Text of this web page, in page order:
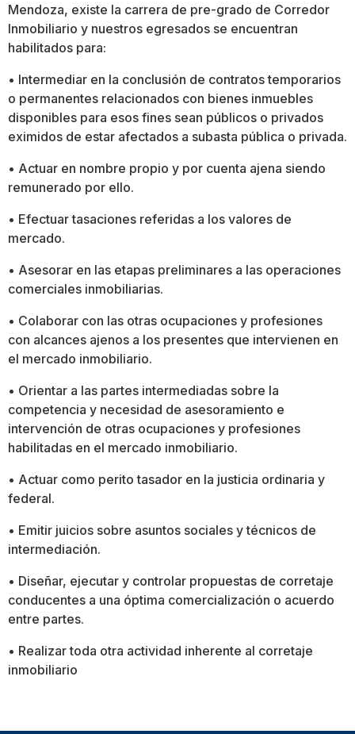
Mendoza, existe la carrera de pre-grado de Corredor
Inmobiliario y nuestros egresados se encuentran
habilitados para:
• Intermediar en la conclusión de contratos temporarios
o permanentes relacionados con bienes inmuebles
disponibles para esos fines sean públicos o privados
eximidos de estar afectados a subasta pública o privada.
• Actuar en nombre propio y por cuenta ajena siendo
remunerado por ello.
• Efectuar tasaciones referidas a los valores de
mercado.
• Asesorar en las etapas preliminares a las operaciones
comerciales inmobiliarias.
• Colaborar con las otras ocupaciones y profesiones
con alcances ajenos a los presentes que intervienen en
el mercado inmobiliario.
• Orientar a las partes intermediadas sobre la
competencia y necesidad de asesoramiento e
intervención de otras ocupaciones y profesiones
habilitadas en el mercado inmobiliario.
• Actuar como perito tasador en la justicia ordinaria y
federal.
• Emitir juicios sobre asuntos sociales y técnicos de
intermediación.
• Diseñar, ejecutar y controlar propuestas de corretaje
conducentes a una óptima comercialización o acuerdo
entre partes.
• Realizar toda otra actividad inherente al corretaje
inmobiliario